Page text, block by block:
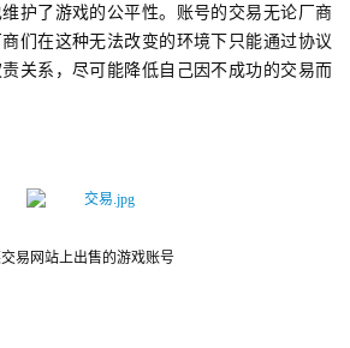
护了游戏的公平性。账号的交易无论厂商
们在这种无法改变的环境下只能通过协议
关系，尽可能降低自己因不成功的交易而
易网站上出售的游戏账号